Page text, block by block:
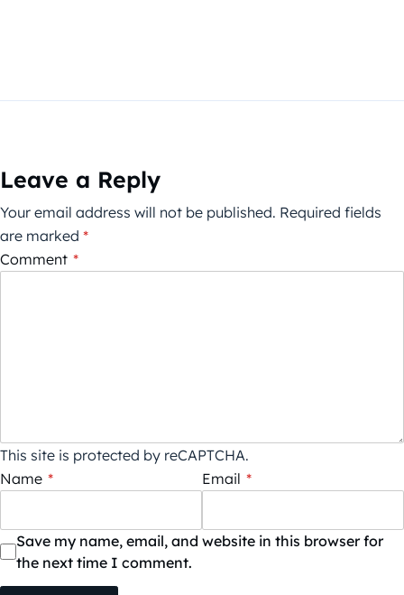
Leave a Reply
Your email address will not be published. Required fields
are marked *
Comment *
This site is protected by reCAPTCHA.
Name * Email *
Save my name, email, and website in this browser for
the next time I comment.